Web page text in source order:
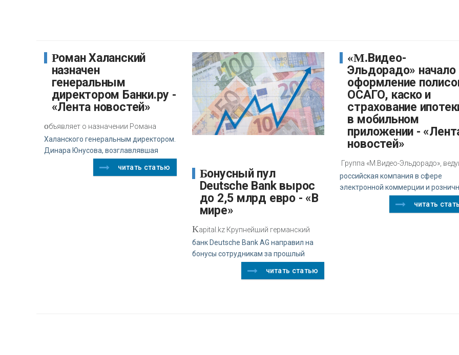
Роман Халанский
назначен
генеральным
директором Банки.ру -
«Лента новостей»
объявляет о назначении Романа
Халанского генеральным директором.
Динара Юнусова, возглавлявшая
читать статью Бонусный пул
Deutsche Bank вырос
до 2,5 млрд евро - «В
мире»
Kapital.kz Крупнейший германский
банк Deutsche Bank AG направил на
бонусы сотрудникам за прошлый
читать статью
«М.Видео-
Эльдорадо» начало
оформление
ОСАГО, каско и
страхование
в мобильном
приложении -
новостей»
Группа «М.Видео-Эльдорадо»,
российская компания в сфере
электронной коммерции и
читать